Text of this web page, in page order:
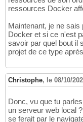
ressources Docker
Maintenant, je ne
Docker et si ce n'est
savoir par quel bout il
projet de ce type
Christophe, le 08/10/
Donc, vu que tu
un serveur web local
se ferait par le